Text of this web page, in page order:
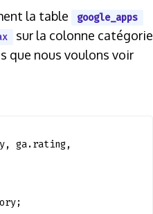
la table
google_apps
sur la colonne catégorie
que nous voulons voir
ga.rating,